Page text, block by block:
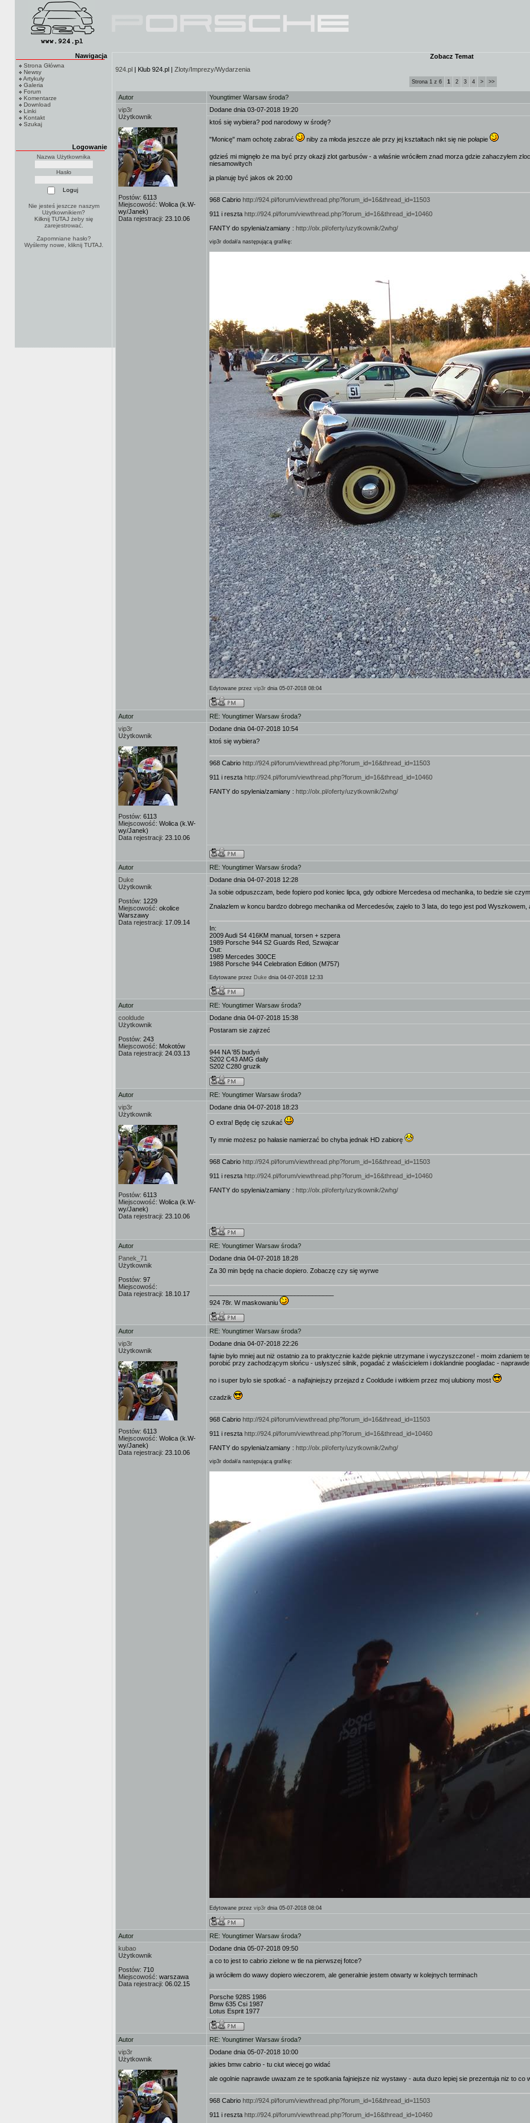
Nawigacja
Strona Główna
Newsy
Artykuły
Galeria
Forum
Komentarze
Download
Linki
Kontakt
Szukaj
Logowanie
Nazwa Użytkownika
Hasło
Nie jesteś jeszcze naszym
Użytkownikiem?
Kilknij TUTAJżeby się
zarejestrować.
Zapomniane hasło?
Wyślemy nowe, kliknij TUTAJ.
Zobacz Temat
924.pl | Klub 924.pl | Zloty/Imprezy/Wydarzenia
Strona 1 z 6 1 2 3 4 > >>
Autor
Youngtimer Warsaw środa?
vip3r
Użytkownik
Postów: 6113
Miejscowość: Wolica (k.W-
wy/Janek)
Data rejestracji: 23.10.06
Dodane dnia 03-07-2018 19:20
ktoś się wybiera? pod narodowy w środę?
"Monicę" mam ochotę zabrać niby za młoda jeszcze ale przy jej kształtach nikt się nie połapie
gdzieś mi mignęło że ma być przy okazji zlot garbusów - a właśnie wróciłem znad morza gdzie zahaczyłem
niesamowitych
ja planuję być jakos ok 20:00
968 Cabrio http://924.pl/forum/viewthread.php?forum_id=16&thread_id=11503
911 i reszta http://924.pl/forum/viewthread.php?forum_id=16&thread_id=10460
FANTY do spylenia/zamiany : http://olx.pl/oferty/uzytkownik/2whg/
vip3r dodał/a następującą grafikę:
Edytowane przez vip3r dnia 05-07-2018 08:04
Autor
RE: Youngtimer Warsaw środa?
vip3r
Użytkownik
Postów: 6113
Miejscowość: Wolica (k.W-
wy/Janek)
Data rejestracji: 23.10.06
Dodane dnia 04-07-2018 10:54
ktoś się wybiera?
968 Cabrio http://924.pl/forum/viewthread.php?forum_id=16&thread_id=11503
911 i reszta http://924.pl/forum/viewthread.php?forum_id=16&thread_id=10460
FANTY do spylenia/zamiany : http://olx.pl/oferty/uzytkownik/2whg/
Autor
RE: Youngtimer Warsaw środa?
Duke
Użytkownik
Postów: 1229
Miejscowość: okolice
Warszawy
Data rejestracji: 17.09.14
Dodane dnia 04-07-2018 12:28
Ja sobie odpuszczam, bede fopiero pod koniec lipca, gdy odbiore Mercedesa od mechanika, to bedzie sie czym
Znalazlem w koncu bardzo dobrego mechanika od Mercedesów, zajelo to 3 lata, do tego jest pod Wyszkowem,
In:
2009 Audi S4 416KM manual, torsen + szpera
1989 Porsche 944 S2 Guards Red, Szwajcar
Out:
1989 Mercedes 300CE
1988 Porsche 944 Celebration Edition (M757)
Edytowane przez Duke dnia 04-07-2018 12:33
Autor
RE: Youngtimer Warsaw środa?
cooldude
Użytkownik
Postów: 243
Miejscowość: Mokotów
Data rejestracji: 24.03.13
Dodane dnia 04-07-2018 15:38
Postaram sie zajrzeć
944 NA '85 budyń
S202 C43 AMG daily
S202 C280 gruzik
Autor
RE: Youngtimer Warsaw środa?
vip3r
Użytkownik
Postów: 6113
Miejscowość: Wolica (k.W-
wy/Janek)
Data rejestracji: 23.10.06
Dodane dnia 04-07-2018 18:23
O extra! Będę cię szukać
Ty mnie możesz po hałasie namierzać bo chyba jednak HD zabiorę
968 Cabrio http://924.pl/forum/viewthread.php?forum_id=16&thread_id=11503
911 i reszta http://924.pl/forum/viewthread.php?forum_id=16&thread_id=10460
FANTY do spylenia/zamiany : http://olx.pl/oferty/uzytkownik/2whg/
Autor
RE: Youngtimer Warsaw środa?
Panek_71
Użytkownik
Postów: 97
Miejscowość:
Data rejestracji: 18.10.17
Dodane dnia 04-07-2018 18:28
Za 30 min będę na chacie dopiero. Zobaczę czy się wyrwe
924 78r. W maskowaniu
Autor
RE: Youngtimer Warsaw środa?
vip3r
Użytkownik
Postów: 6113
Miejscowość: Wolica (k.W-
wy/Janek)
Data rejestracji: 23.10.06
Dodane dnia 04-07-2018 22:26
fajnie było mniej aut niż ostatnio za to praktycznie każde pięknie utrzymane i wyczyszczone! - moim
porobić przy zachodzącym słońcu - usłyszeć silnik, pogadać z właścicielem i doklandnie poogladac - naprawde
no i super bylo sie spotkać - a najfajniejszy przejazd z Cooldude i witkiem przez moj ulubiony most
czadzik
968 Cabrio http://924.pl/forum/viewthread.php?forum_id=16&thread_id=11503
911 i reszta http://924.pl/forum/viewthread.php?forum_id=16&thread_id=10460
FANTY do spylenia/zamiany : http://olx.pl/oferty/uzytkownik/2whg/
vip3r dodał/a następującą grafikę:
Edytowane przez vip3r dnia 05-07-2018 08:04
Autor
RE: Youngtimer Warsaw środa?
kubao
Użytkownik
Postów: 710
Miejscowość: warszawa
Data rejestracji: 06.02.15
Dodane dnia 05-07-2018 09:50
a co to jest to cabrio zielone w tle na pierwszej fotce?
ja wróciłem do wawy dopiero wieczorem, ale generalnie jestem otwarty w kolejnych terminach
Porsche 928S 1986
Bmw 635 Csi 1987
Lotus Esprit 1977
Autor
RE: Youngtimer Warsaw środa?
vip3r
Użytkownik
Dodane dnia 05-07-2018 10:00
jakies bmw cabrio - tu ciut wiecej go widać
ale ogolnie naprawde uwazam ze te spotkania fajniejsze niz wystawy - auta duzo lepiej sie prezentuja niz to co
968 Cabrio http://924.pl/forum/viewthread.php?forum_id=16&thread_id=11503
911 i reszta http://924.pl/forum/viewthread.php?forum_id=16&thread_id=10460